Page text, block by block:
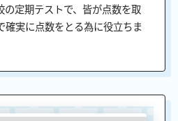
の定期テストで、皆が点数を取
確実に点数をとる為に役立ちま